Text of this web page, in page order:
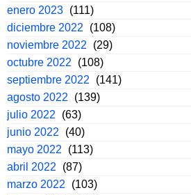
enero 2023 (111)
diciembre 2022
(108)
noviembre 2022
(29)
octubre 2022
(108)
septiembre 2022
(141)
agosto 2022
(139)
julio 2022
(63)
junio 2022
(40)
mayo 2022
(113)
abril 2022
(87)
marzo 2022
(103)